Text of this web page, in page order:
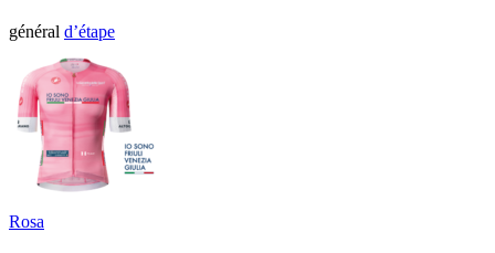
général d’étape
Rosa